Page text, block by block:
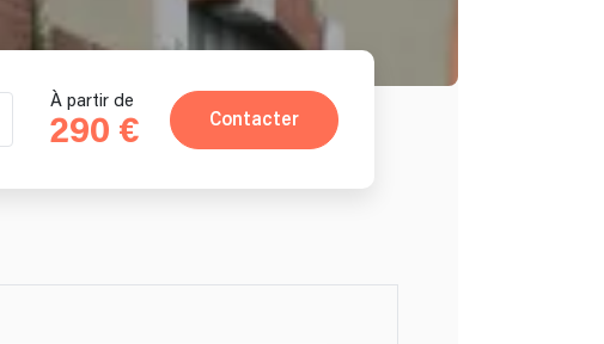
À partir de
290 € Contacter